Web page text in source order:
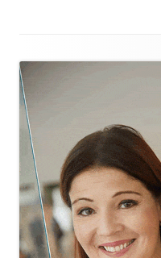
sisältö